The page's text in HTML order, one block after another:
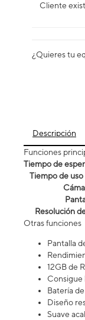
Cliente
¿Quieres tu
Descripción
Funciones
Tiempo de
Tiempo de
Resolución
Otras funciones
Pantalla
12GB de
Consigue
Batería
Diseño
Suave